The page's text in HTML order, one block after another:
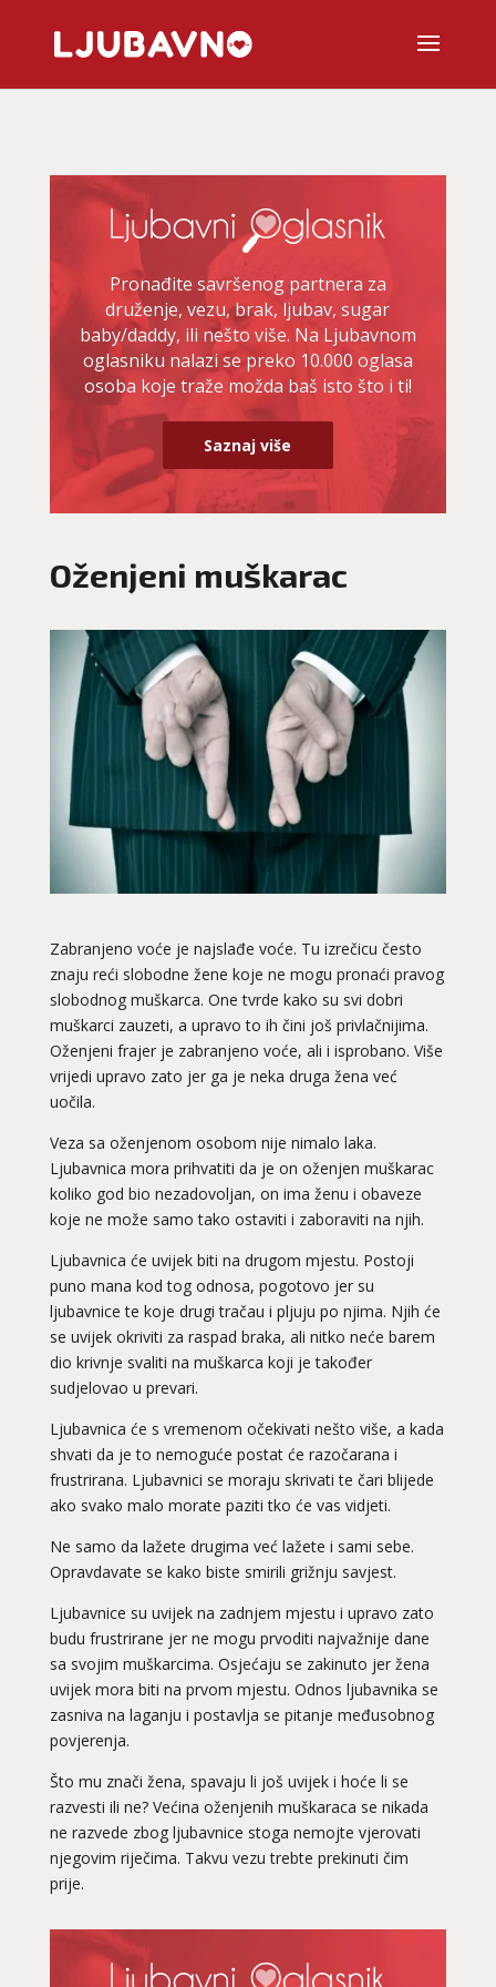
Pronađite savršenog partnera za
druženje, vezu, brak, ljubav, sugar
baby/daddy, ili nešto više. Na Ljubavnom
oglasniku nalazi se preko 10.000 oglasa
osoba koje traže možda baš isto što i ti!
Saznaj više
Oženjeni muškarac
Zabranjeno voće je najslađe voće. Tu izrečicu često
znaju reći slobodne žene koje ne mogu pronaći pravog
slobodnog muškarca. One tvrde kako su svi dobri
muškarci zauzeti, a upravo to ih čini još privlačnijima.
Oženjeni frajer je zabranjeno voće, ali i isprobano. Više
vrijedi upravo zato jer ga je neka druga žena već
uočila.
Veza sa oženjenom osobom nije nimalo laka.
Ljubavnica mora prihvatiti da je on oženjen muškarac
koliko god bio nezadovoljan, on ima ženu i obaveze
koje ne može samo tako ostaviti i zaboraviti na njih.
Ljubavnica će uvijek biti na drugom mjestu. Postoji
puno mana kod tog odnosa, pogotovo jer su
ljubavnice te koje drugi tračau i pljuju po njima. Njih će
se uvijek okriviti za raspad braka, ali nitko neće barem
dio krivnje svaliti na muškarca koji je također
sudjelovao u prevari.
Ljubavnica će s vremenom očekivati nešto više, a kada
shvati da je to nemoguće postat će razočarana i
frustrirana. Ljubavnici se moraju skrivati te čari blijede
ako svako malo morate paziti tko će vas vidjeti.
Ne samo da lažete drugima već lažete i sami sebe.
Opravdavate se kako biste smirili grižnju savjest.
Ljubavnice su uvijek na zadnjem mjestu i upravo zato
budu frustrirane jer ne mogu prvoditi najvažnije dane
sa svojim muškarcima. Osjećaju se zakinuto jer žena
uvijek mora biti na prvom mjestu. Odnos ljubavnika se
zasniva na laganju i postavlja se pitanje međusobnog
povjerenja.
Što mu znači žena, spavaju li još uvijek i hoće li se
razvesti ili ne? Većina oženjenih muškaraca se nikada
ne razvede zbog ljubavnice stoga nemojte vjerovati
njegovim riječima. Takvu vezu trebte prekinuti čim
prije.